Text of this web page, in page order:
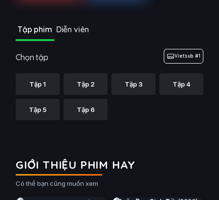
Tập phim Diễn viên
Chọn tập Vietsub #1
Tập 1 Tập 2 Tập 3 Tập 4
Tập 5 Tập 6
GIỚI THIỆU PHIM HAY
Có thể bạn cũng muốn xem